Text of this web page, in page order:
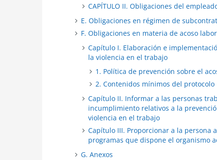
CAPÍTULO II. Obligaciones del
E. Obligaciones en régimen de
F. Obligaciones en materia de acoso
Capítulo I. Elaboración e
la violencia en el trabajo
1. Política de prevención sobre el
2. Contenidos mínimos del protocolo
Capítulo II. Informar a las personas
incumplimiento relativos a la
violencia en el trabajo
Capítulo III. Proporcionar a la persona
programas que dispone el organismo
G. Anexos